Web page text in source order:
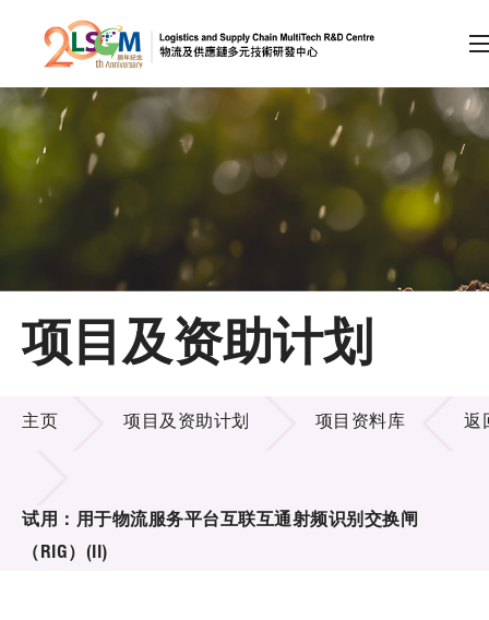
跳到内容（按回车键）
会员登录
A A EN 繁 简
主页
关于LSCM
技术商品化
合作计划
项目及资助计划
项目及资助计划
主页 项目及资助计划 项目资料库
试用：用于物流服务平台互联互通射频识别交换闸
（RIG）(II)
返